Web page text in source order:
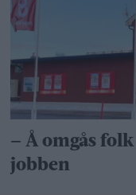
– Å omgås
jobben